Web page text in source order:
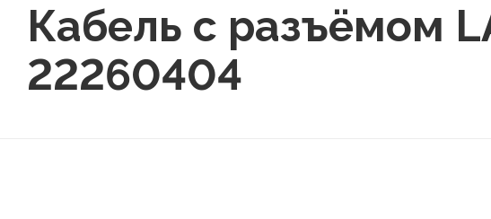
Кабель с разъёмом
22260404